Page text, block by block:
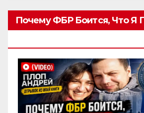
Почему ФБР Боится, Что Я